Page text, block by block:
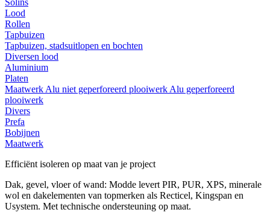
Solins
Lood
Rollen
Tapbuizen
Tapbuizen, stadsuitlopen en bochten
Diversen lood
Aluminium
Platen
Maatwerk Alu niet geperforeerd plooiwerk Alu geperforeerd
plooiwerk
Divers
Prefa
Bobijnen
Maatwerk
Efficiënt isoleren op maat van je project
Dak, gevel, vloer of wand: Modde levert PIR, PUR, XPS, minerale
wol en dakelementen van topmerken als Recticel, Kingspan en
Usystem. Met technische ondersteuning op maat.